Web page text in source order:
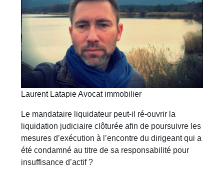
Laurent Latapie Avocat immobilier
Le mandataire liquidateur peut-il ré-ouvrir la
liquidation judiciaire clôturée afin de poursuivre les
mesures d’exécution à l’encontre du dirigeant qui a
été condamné au titre de sa responsabilité pour
insuffisance d’actif ?